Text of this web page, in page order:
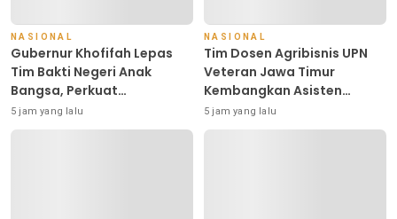
NASIONAL
Gubernur Khofifah Lepas
Tim Bakti Negeri Anak
Bangsa, Perkuat
Kepedulian kepada
Keluarga Pahlawan dan
5 jam yang lalu
NASIONAL
Tim Dosen Agribisnis UPN
Veteran Jawa Timur
Kembangkan Asisten
Keuangan Berbasis AI untuk
Kelompok Tani dan UMKM
5 jam yang lalu